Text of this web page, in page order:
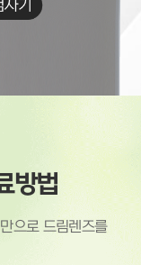
방법
으로 드림렌즈를